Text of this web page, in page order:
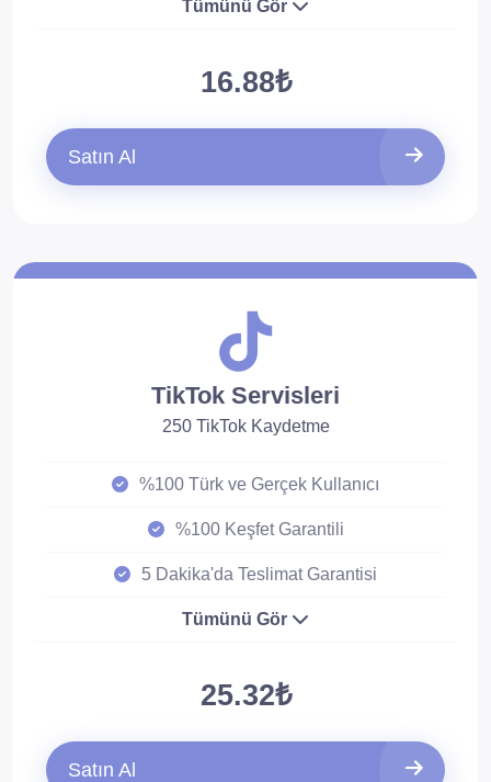
Tümünü Gör
16.88₺
Satın Al
TikTok Servisleri
250 TikTok Kaydetme
%100 Türk ve Gerçek Kullanıcı
%100 Keşfet Garantili
5 Dakika'da Teslimat Garantisi
Tümünü Gör
25.32₺
Satın Al